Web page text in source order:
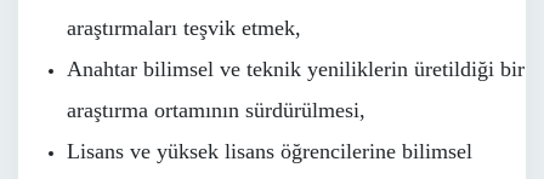
araştırmaları teşvik etmek,
Anahtar bilimsel ve teknik yeniliklerin üretildiği bir
araştırma ortamının sürdürülmesi,
Lisans ve yüksek lisans öğrencilerine bilimsel